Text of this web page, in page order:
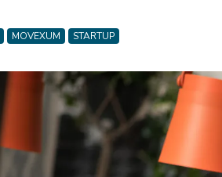
MOVEXUM STARTUP